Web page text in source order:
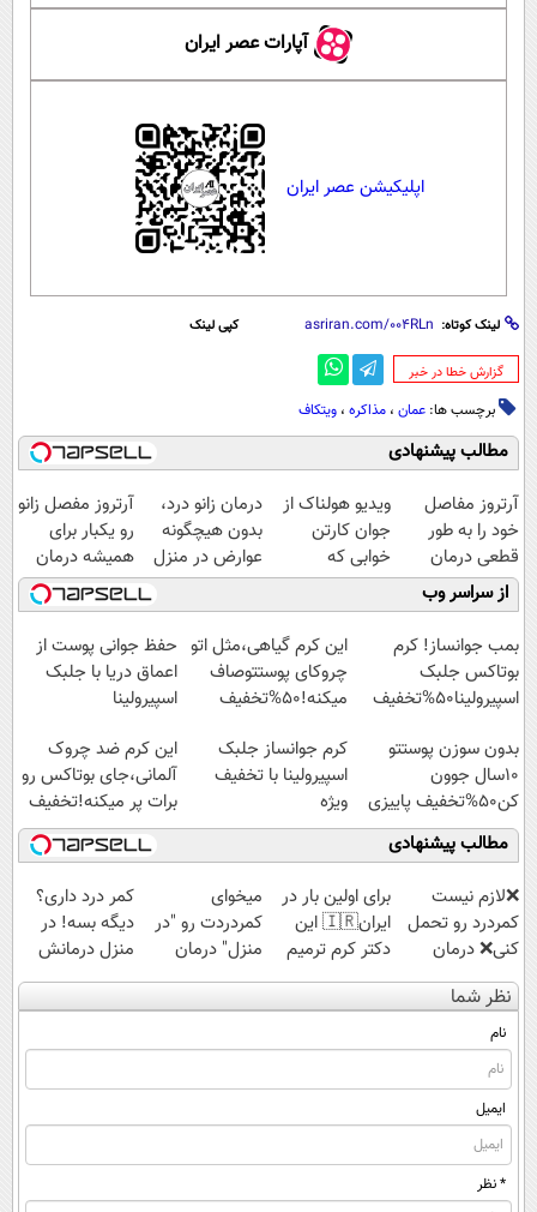
آپارات عصر ایران
اپلیکیشن عصر ایران
لینک کوتاه: کپی لینک
‌گزارش خطا در خبر
برچسب ها: عمان ، مذاکره ، ویتکاف
مطالب پیشنهادی
آرتروز مفاصل
خود را به طور
قطعی درمان
کنید!
◗پرسش‌نامه◖
ویدیو هولناک از
جوان کارتن
خوابی که
میلیاردر شد.
آموزش رایگان
درمان زانو درد،
بدون هیچگونه
عوارض در منزل
(◂پرسش‌نامه)
آرتروز مفصل زانو
رو یکبار برای
همیشه درمان
کن!
◗پرسش‌نامه◖
از سراسر وب
بمب جوانساز! کرم
بوتاکس جلبک
اسپیرولینا50%تخفیف
این کرم گیاهی،مثل اتو
چروکای پوستتوصاف
میکنه!50%تخفیف
حفظ جوانی پوست از
اعماق دریا با جلبک
اسپیرولینا
بدون سوزن پوستتو
10سال جوون
کن50%تخفیف پاییزی
کرم جوانساز جلبک
اسپیرولینا با تخفیف
ویژه
این کرم ضد چروک
آلمانی،جای بوتاکس رو
برات پر میکنه!تخفیف
تا امشب
مطالب پیشنهادی
❌لازم نیست
کمردرد رو تحمل
کنی❌ درمان
بدون جراحی و
قرص
(پرسشنامه)
برای اولین بار در
ایران🇮🇷 این
دکتر کرم ترمیم
کننده 23 روزه
ساخت!
میخوای
کمردردت رو "در
منزل" درمان
کنی؟ (◂فیلم +
◂پرسش‌نامه)
کمر درد داری؟
دیگه بسه! در
منزل درمانش
کن
(◀پرسش‌نامه)
نظر شما
نام
ایمیل
* نظر